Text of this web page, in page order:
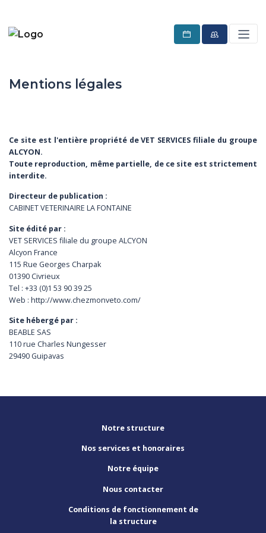
Mentions légales
Ce site est l'entière propriété de VET SERVICES filiale du groupe
ALCYON.
Toute reproduction, même partielle, de ce site est strictement
interdite.
Directeur de publication :
CABINET VETERINAIRE LA FONTAINE
Site édité par :
VET SERVICES filiale du groupe ALCYON
Alcyon France
115 Rue Georges Charpak
01390 Civrieux
Tel : +33 (0)1 53 90 39 25
Web : http://www.chezmonveto.com/
Site hébergé par :
BEABLE SAS
110 rue Charles Nungesser
29490 Guipavas
Notre structure
Nos services et honoraires
Notre équipe
Nous contacter
Conditions de fonctionnement de
la structure